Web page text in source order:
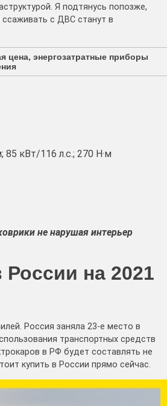
Я подтянусь попозже,
с ДВС ­станут в
цена, энергозатратные приборы
кВт/116 л.с.; 270 Н·м
не нарушая интерьер
на 2021
Россия заняла 23-е место в
транспортных средств
в РФ будет составлять не
купить в России прямо сейчас.